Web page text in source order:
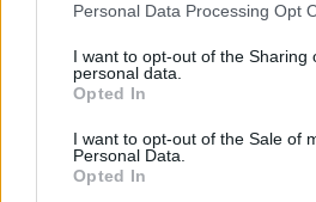
Personal Data Processing Opt
I want to opt-out of the Sharing
personal data.
Opted In
I want to opt-out of the Sale of
Personal Data.
Opted In
18η συνεχόμενη χρονιά για τον ΟΤΕ στη
Alpha Bank: Για πρώτη φορά το Αρχαίο
πύλες του σε όλους